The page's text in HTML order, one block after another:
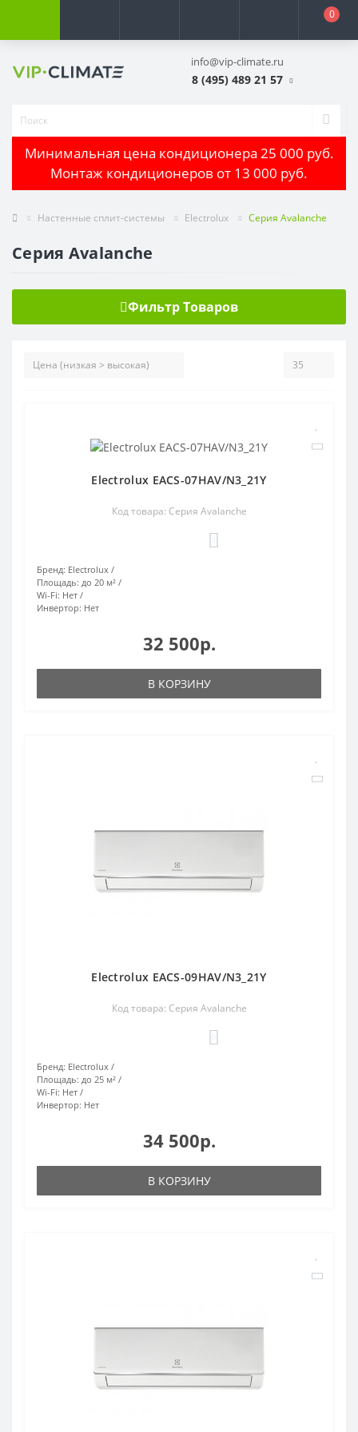
0
info@vip-climate.ru
8 (495) 489 21 57
Минимальная цена кондиционера 25 000 руб.
Монтаж кондиционеров от 13 000 руб.
Настенные сплит-системы Electrolux Серия Avalanche
Серия Avalanche
Фильтр Товаров
Electrolux EACS-07HAV/N3_21Y
Код товара: Серия Avalanche
Бренд: Electrolux
Площадь: до 20 м²
Wi-Fi: Нет
Инвертор: Нет
32 500р.
В КОРЗИНУ
Electrolux EACS-09HAV/N3_21Y
Код товара: Серия Avalanche
Бренд: Electrolux
Площадь: до 25 м²
Wi-Fi: Нет
Инвертор: Нет
34 500р.
В КОРЗИНУ